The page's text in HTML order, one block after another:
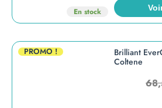
En stock
PROMO !
Brilliant
Coltene